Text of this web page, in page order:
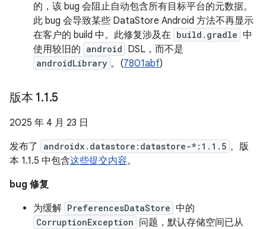
的，该 bug 会阻止自动包含所有目标平台的元数据。
此 bug 会导致某些 DataStore Android 方法不再显示
在客户的 build 中。此修复涉及在 build.gradle 中
使用较旧的 android DSL，而不是
androidLibrary 。(7801abf)
版本 1.1.5
2025 年 4 月 23 日
发布了
androidx.datastore:datastore-*:1.1.5 。版
本 1.1.5 中包含这些提交内容。
bug 修复
为缓解 PreferencesDataStore 中的
CorruptionException 问题，默认存储空间已从